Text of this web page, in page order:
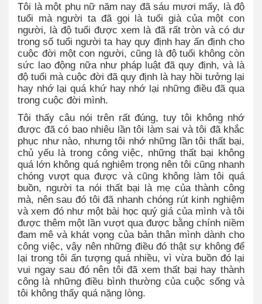
Tôi là một phụ nữ năm nay đã sáu mươi mấy, là độ
tuổi mà người ta đã gọi là tuổi già của một con
người, là độ tuổi được xem là đã rất tròn và có dư
trong số tuổi người ta hay quy định hay ấn định cho
cuộc đời một con người, cũng là độ tuổi không còn
sức lao động nữa như pháp luật đã quy định, và là
độ tuổi mà cuộc đời đã quy định là hay hồi tưởng lại
hay nhớ lại quá khứ hay nhớ lại những điều đã qua
trong cuộc đời mình.
Tôi thấy câu nói trên rất đúng, tuy tôi không nhớ
được đã có bao nhiêu lần tôi làm sai và tôi đã khắc
phục như nào, nhưng tôi nhớ những lần tôi thất bại,
chủ yếu là trong công việc, những thất bại không
quá lớn không quá nghiêm trọng nên tôi cũng nhanh
chóng vượt qua được và cũng không làm tôi quá
buồn, người ta nói thất bại là mẹ của thành công
mà, nên sau đó tôi đã nhanh chóng rút kinh nghiệm
và xem đó như một bài học quý giá của mình và tôi
được thêm một lần vượt qua được bằng chính niềm
đam mê và khát vọng của bản thân mình dành cho
công việc, vậy nên những điều đó thật sự không để
lại trong tôi ấn tượng quá nhiều, vì vừa buồn đó lại
vui ngay sau đó nên tôi đã xem thất bại hay thành
công là những điều bình thường của cuộc sống và
tôi không thấy quá nặng lòng.